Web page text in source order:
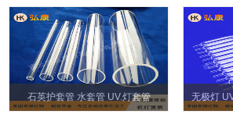
石英护套管 水套管 UV.灯套管